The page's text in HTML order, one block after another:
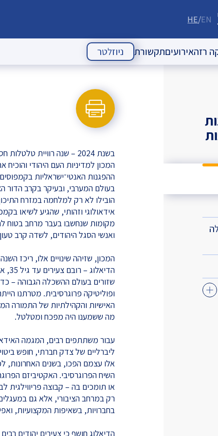
העם היהודי
HE EN
רזהאירועיםתקשורת ניוזלטר
המכון למדיניות העם היהודי
ההפגנות האנטי־ישראליות
הובילו לא רק למלחמה במזרח
אידאולוגי וזהותי, שהגיע לשיאו
מקומות שנחשבו בעבר מרחב בטוח
ואנשי הסגל היהודים, לשדה קרב
המכון, שזיהה שינויים אלו,
שזורים בעולם ההשכלה הגבוהה –
ופוליטיקה פרוגרסיבית. מטרתנו
האישיות והקהילתיות של התמורה
מה ששמענו היה מפכח ומטלטל.
עבור משתתפים רבים, המגמה
ליברליים של צדק חברתי, חופש
אלו עצמם הפכו, בשנים האחרונות,
השיח הפרוגרסיבי. האקטיביזם
או תומכים בה – קבוצה פריווילגית
רק במרחב הציבורי, אלא גם במעגלים
בחברויות, בשאיפות המקצועיות,
הדיאלוג חושף כי צעירים יהודים